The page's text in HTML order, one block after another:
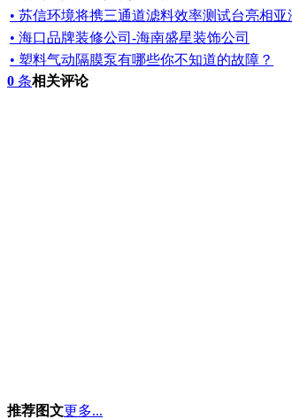
• 苏信环境将携三通道滤料效率测试台亮相亚
• 海口品牌装修公司-海南盛星装饰公司
• 塑料气动隔膜泵有哪些你不知道的故障？
0 条相关评论
推荐图文更多...